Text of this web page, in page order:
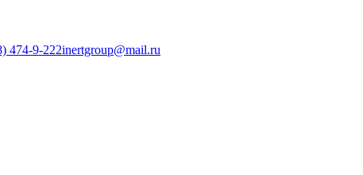
474-9-222inertgroup@mail.ru